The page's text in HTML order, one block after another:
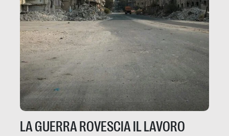
LA GUERRA ROVESCIA IL LAVORO